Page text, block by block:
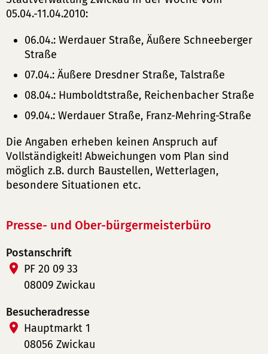
05.04.-11.04.2010:
06.04.: Werdauer Straße, Äußere Schneeberger
Straße
07.04.: Äußere Dresdner Straße, Talstraße
08.04.: Humboldtstraße, Reichenbacher Straße
09.04.: Werdauer Straße, Franz-Mehring-Straße
Die Angaben erheben keinen Anspruch auf
Vollständigkeit! Abweichungen vom Plan sind
möglich z.B. durch Baustellen, Wetterlagen,
besondere Situationen etc.
Presse- und Ober-bürgermeisterbüro
Postanschrift
PF 20 09 33
08009 Zwickau
Besucheradresse
Hauptmarkt 1
08056 Zwickau